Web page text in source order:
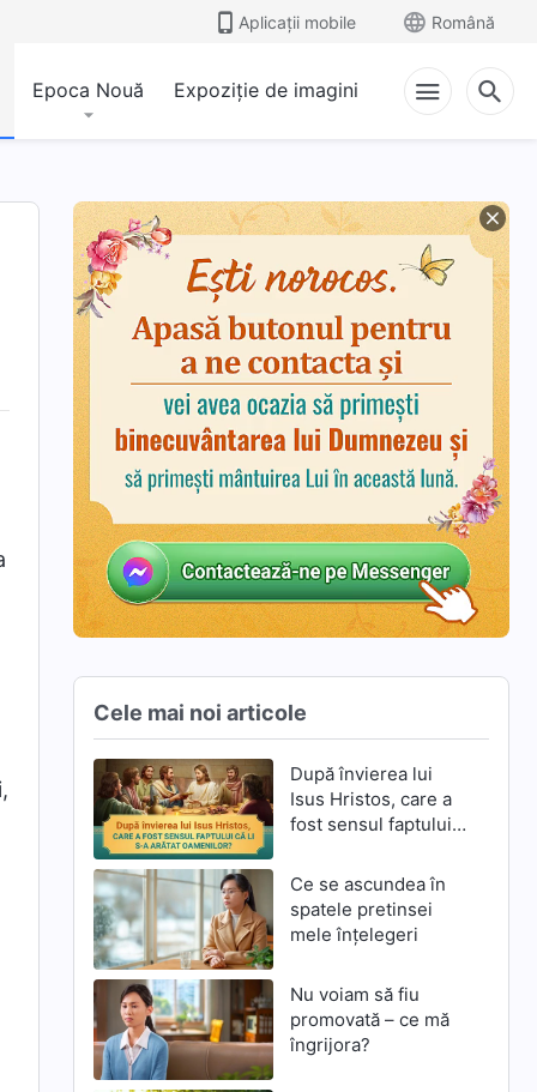
Aplicații mobile Română
Epoca Nouă Expoziție de imagini
Cele mai noi articole
După învierea lui
Isus Hristos, care a
fost sensul faptului
oamenilor?
Ce se ascundea în
spatele pretinsei
mele înțelegeri
Nu voiam să fiu
promovată – ce mă
îngrijora?